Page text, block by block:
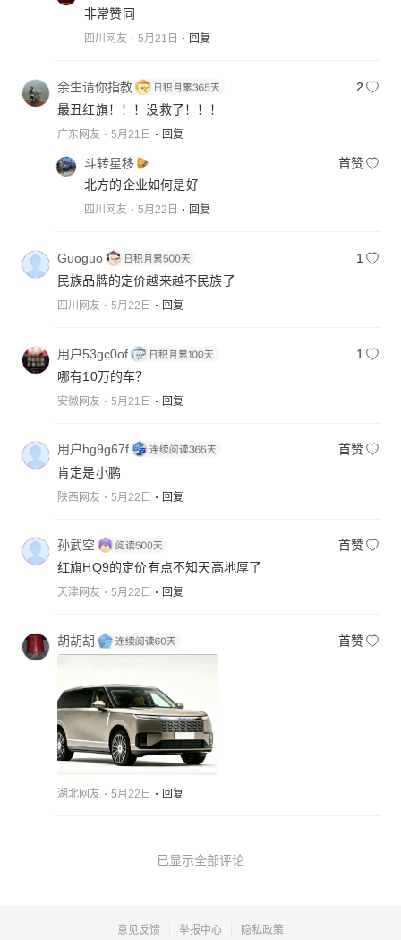
非常赞同
四川网友 5月21日 回复
余生请你指教
2
最丑红旗！！！没救了！！！
广东网友 5月21日 回复
斗转星移
首赞
北方的企业如何是好
四川网友 5月22日 回复
Guoguo
1
民族品牌的定价越来越不民族了
四川网友 5月22日 回复
用户53gc0of
1
哪有10万的车？
安徽网友 5月21日 回复
用户hg9g67f
首赞
肯定是小鹏
陕西网友 5月22日 回复
孙武空
首赞
红旗HQ9的定价有点不知天高地厚了
天津网友 5月22日 回复
胡胡胡 首赞
湖北网友 5月22日 回复
已显示全部评论
意见反馈 举报中心 隐私政策